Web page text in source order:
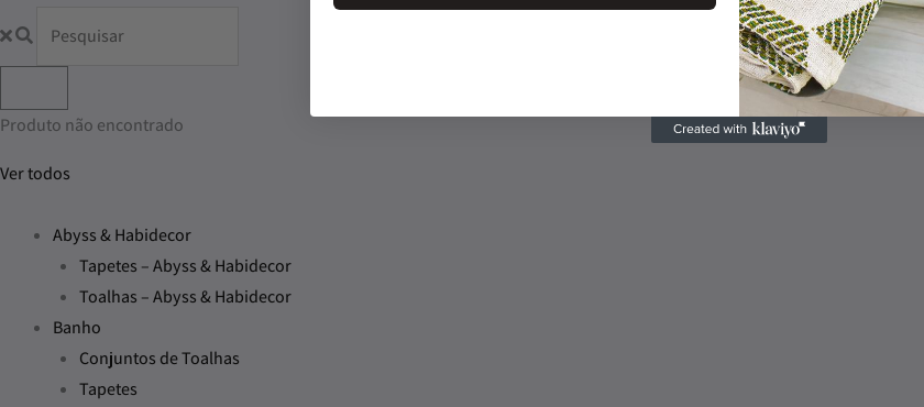
Produto não encontrado
Ver todos
Abyss & Habidecor
Tapetes – Abyss & Habidecor
Toalhas – Abyss & Habidecor
Banho
Conjuntos de Toalhas
Tapetes